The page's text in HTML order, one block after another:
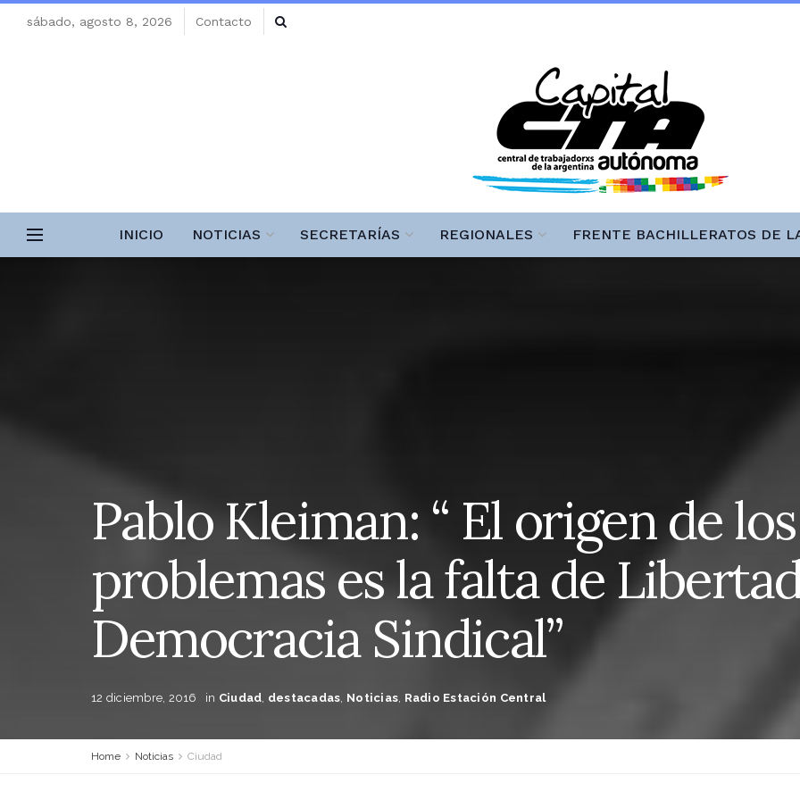
sábado, agosto 8, 2026 Contacto
INICIO NOTICIAS SECRETARÍAS REGIONALES FRENTE BACHILLERATOS DE
Pablo Kleiman: “ El origen de los
problemas es la falta de
Democracia Sindical”
12 diciembre, 2016 in Ciudad, destacadas, Noticias, Radio Estación Central
Home Noticias Ciudad